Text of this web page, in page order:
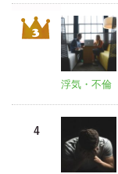
浮気・不倫